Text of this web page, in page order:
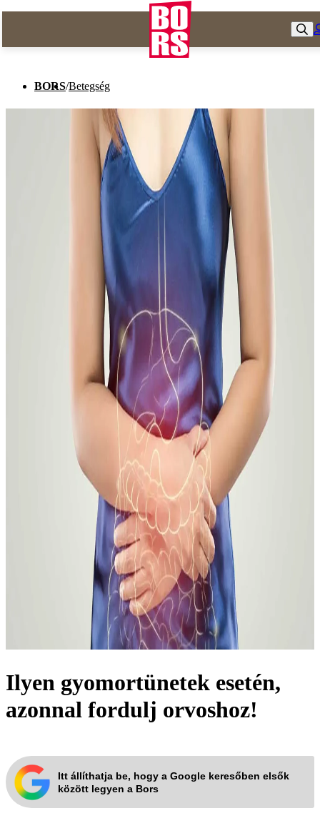
BORS/Betegség
Ilyen gyomortünetek esetén,
azonnal fordulj orvoshoz!
Itt állíthatja be, hogy a Google keresőben elsők
között legyen a Bors